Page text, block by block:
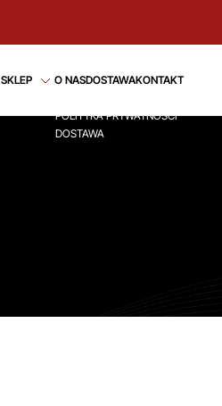
SKLEP O NASDOSTAWAKONTAKT
REGULAMIN
POLITYKA PRYWATNOŚCI
DOSTAWA